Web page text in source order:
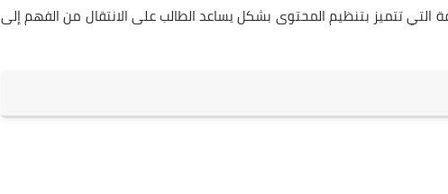
التي تتميز بتنظيم المحتوى بشكل يساعد الطالب على الانتقال من الفهم إلى